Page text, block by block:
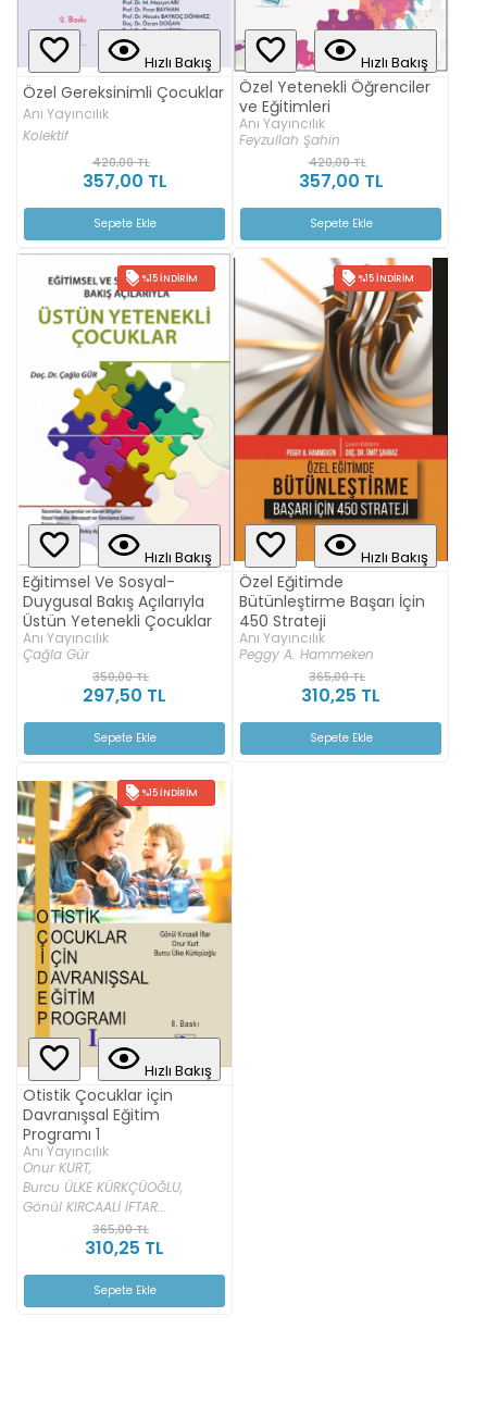
Hızlı Bakış
Özel Gereksinimli Çocuklar
Anı Yayıncılık
Kolektif
420,00 TL
357,00 TL
Sepete Ekle
Hızlı Bakış
Özel Yetenekli Öğrenciler
ve Eğitimleri
Anı Yayıncılık
Feyzullah Şahin
420,00 TL
357,00 TL
Sepete Ekle
%15 İNDIRIM
Hızlı Bakış
Eğitimsel Ve Sosyal-
Duygusal Bakış Açılarıyla
Üstün Yetenekli Çocuklar
Anı Yayıncılık
Çağla Gür
350,00 TL
297,50 TL
Sepete Ekle
%15 İNDIRIM
Hızlı Bakış
Özel Eğitimde
Bütünleştirme Başarı İçin
450 Strateji
Anı Yayıncılık
Peggy A. Hammeken
365,00 TL
310,25 TL
Sepete Ekle
%15 İNDIRIM
Hızlı Bakış
Otistik Çocuklar için
Davranışsal Eğitim
Programı 1
Anı Yayıncılık
Onur KURT,
Burcu ÜLKE KÜRKÇÜOĞLU,
Gönül KIRCAALİ İFTAR...
365,00 TL
310,25 TL
Sepete Ekle